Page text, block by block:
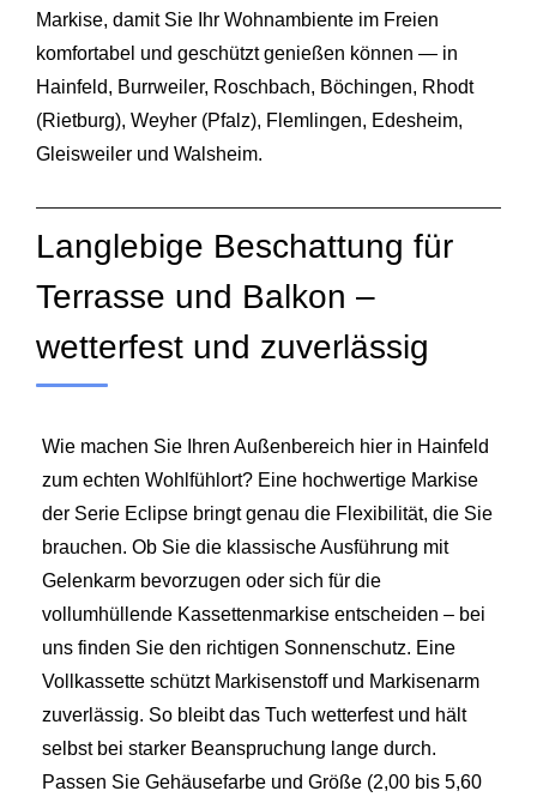
Markise, damit Sie Ihr Wohnambiente im Freien
komfortabel und geschützt genießen können — in
Hainfeld, Burrweiler, Roschbach, Böchingen, Rhodt
(Rietburg), Weyher (Pfalz), Flemlingen, Edesheim,
Gleisweiler und Walsheim.
Langlebige Beschattung für
Terrasse und Balkon –
wetterfest und zuverlässig
Wie machen Sie Ihren Außenbereich hier in Hainfeld
zum echten Wohlfühlort? Eine hochwertige Markise
der Serie Eclipse bringt genau die Flexibilität, die Sie
brauchen. Ob Sie die klassische Ausführung mit
Gelenkarm bevorzugen oder sich für die
vollumhüllende Kassettenmarkise entscheiden – bei
uns finden Sie den richtigen Sonnenschutz. Eine
Vollkassette schützt Markisenstoff und Markisenarm
zuverlässig. So bleibt das Tuch wetterfest und hält
selbst bei starker Beanspruchung lange durch.
Passen Sie Gehäusefarbe und Größe (2,00 bis 5,60